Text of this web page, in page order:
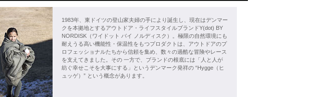
1983年、東ドイツの登山家夫婦の手により誕生し、現在はデンマー
クを本拠地とするアウトドア・ライフスタイルブランドY(dot) BY
NORDISK（ワイドット バイ ノルディスク）。極限の自然環境にも
耐えうる高い機能性・保温性をもつプロダクトは、アウトドアのプ
ロフェッショナルたちから信頼を集め、数々の過酷な冒険やレース
を支えてきました。その 一方で、ブランドの根底には「人と人が
紡ぐ幸せこそを大事にする」というデンマーク発祥の “Hygge（ヒ
ュッゲ）” という概念があります。